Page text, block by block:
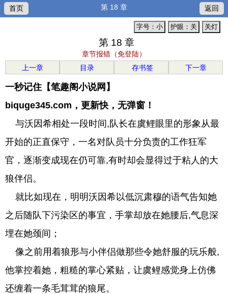
首页 第 18 章 返回
关灯
护眼：关
字号：小
第 18 章
章节报错（免登陆）
上一章
目录 存书签 下一章
一秒记住【笔趣阁小说网】
biquge345.com，更新快，无弹窗！
与沃因希相处一段时间,队长在虞鲤眼里的形象从最
开始的正直保守，一名对队员十分负责的工作狂军
官，逐渐变成现在仍可靠,有时却会显得过于粘人的大
狼伴侣。
就比如现在，明明沃因希以低沉肃穆的语气告知她
之后随队下污染区的事宜，手掌却放在她腰后,气息深
埋在她颈间；
像之前用着狼形与小伴侣做那些令她舒服的玩乐般,
他掌控着她，粗糙的掌心紧贴，让虞鲤感觉身上仿佛
还缠着一条毛茸茸的狼尾。